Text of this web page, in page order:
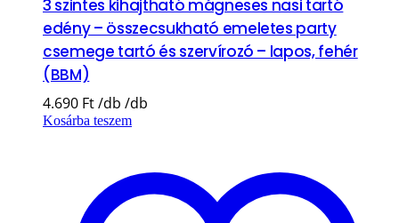
3 szintes kihajtható mágneses nasi tartó
edény – összecsukható emeletes party
csemege tartó és szervírozó – lapos, fehér
(BBM)
4.690 Ft
Kosárba teszem